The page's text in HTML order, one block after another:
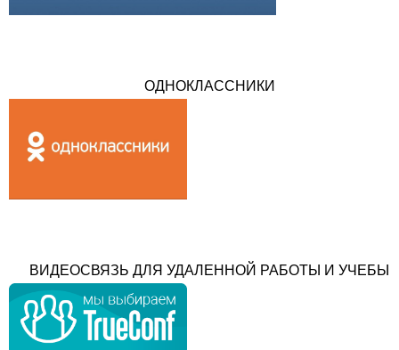
ОДНОКЛАССНИКИ
ВИДЕОСВЯЗЬ ДЛЯ УДАЛЕННОЙ РАБОТЫ И УЧЕБЫ